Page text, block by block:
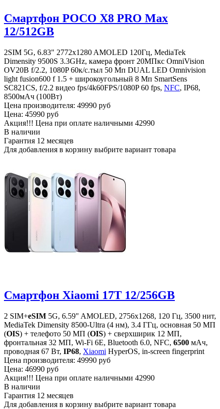
Смартфон POCO X8 PRO Max
12/512GB
2SIM 5G, 6.83" 2772x1280 AMOLED 120Гц, MediaTek
Dimensity 9500S 3.3GHz, камера фронт 20MПкс OmniVision
OV20B f/2.2, 1080P 60к/c.тыл 50 Мп DUAL LED Omnivision
light fusion600 f 1.5 + широкоугольный 8 Мп SmartSens
SC821CS, f/2.2 видео fps/4k60FPS/1080P 60 fps, NFC, IP68,
8500мАч (100Вт)
Цена производителя: 49990 руб
Цена: 45990 руб
Акция!!! Цена при оплате наличными 42990
В наличии
Гарантия 12 месяцев
Для добавления в корзину выбрите вариант товара
Смартфон Xiaomi 17T 12/256GB
2 SIM+eSIM 5G, 6.59" AMOLED, 2756x1268, 120 Гц, 3500 нит,
MediaTek Dimensity 8500-Ultra (4 нм), 3.4 ГГц, основная 50 МП
(OIS) + телефото 50 МП (OIS) + сверхширик 12 МП,
фронтальная 32 МП, Wi-Fi 6E, Bluetooth 6.0, NFC, 6500 мАч,
проводная 67 Вт, IP68, Xiaomi HyperOS, in-screen fingerprint
Цена производителя: 49990 руб
Цена: 46990 руб
Акция!!! Цена при оплате наличными 42990
В наличии
Гарантия 12 месяцев
Для добавления в корзину выбрите вариант товара